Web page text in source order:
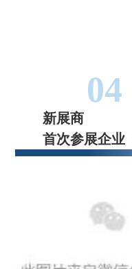
04
新展商
首次参展企业